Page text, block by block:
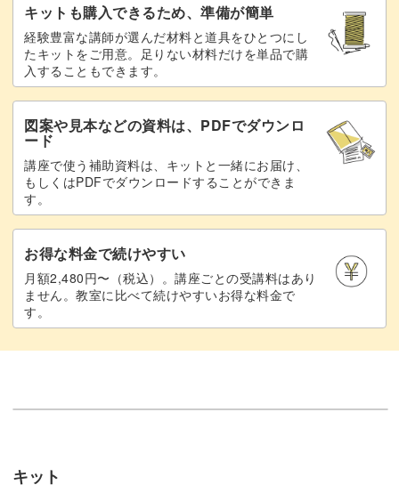
キットも購入できるため、準備が簡単
経験豊富な講師が選んだ材料と道具をひとつにし
たキットをご用意。足りない材料だけを単品で購
入することもできます。
図案や見本などの資料は、PDFでダウンロ
ード
講座で使う補助資料は、キットと一緒にお届け、
もしくはPDFでダウンロードすることができま
す。
お得な料金で続けやすい
月額2,480円〜（税込）。講座ごとの受講料はあり
ません。教室に比べて続けやすいお得な料金で
す。
キット